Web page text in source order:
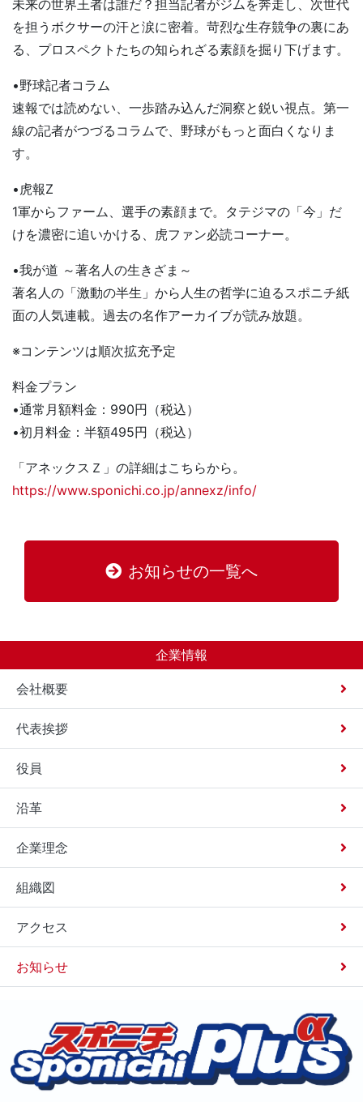
企業情報
会社概要
代表挨拶
役員
沿革
企業理念
組織図
アクセス
お知らせ
未来の世界王者は誰だ？担当記者がジムを奔走し、次世代
を担うボクサーの汗と涙に密着。苛烈な生存競争の裏にあ
る、プロスペクトたちの知られざる素顔を掘り下げます。
•野球記者コラム
速報では読めない、一歩踏み込んだ洞察と鋭い視点。第一
線の記者がつづるコラムで、野球がもっと面白くなりま
す。
•虎報Z
1軍からファーム、選手の素顔まで。タテジマの「今」だ
けを濃密に追いかける、虎ファン必読コーナー。
•我が道 ～著名人の生きざま～
著名人の「激動の半生」から人生の哲学に迫るスポニチ紙
面の人気連載。過去の名作アーカイブが読み放題。
※コンテンツは順次拡充予定
料金プラン
•通常月額料金：990円（税込）
•初月料金：半額495円（税込）
「アネックスＺ」の詳細はこちらから。
https://www.sponichi.co.jp/annexz/info/
お知らせの一覧へ